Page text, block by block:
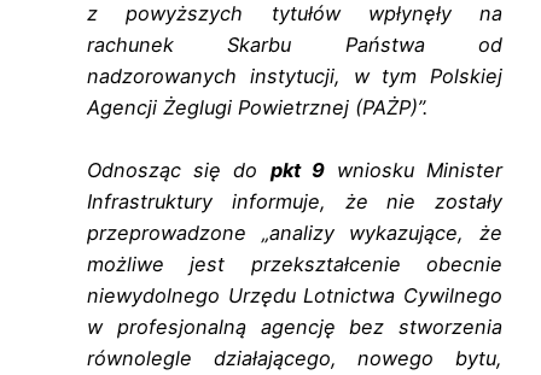
z powyższych tytułów wpłynęły na
rachunek Skarbu Państwa od
nadzorowanych instytucji, w tym Polskiej
Agencji Żeglugi Powietrznej (PAŻP)”.
Odnosząc się do pkt 9wniosku Minister
Infrastruktury informuje, że nie zostały
przeprowadzone „analizy wykazujące, że
możliwe jest przekształcenie obecnie
niewydolnego Urzędu Lotnictwa Cywilnego
w profesjonalną agencję bez stworzenia
równolegle działającego, nowego bytu,